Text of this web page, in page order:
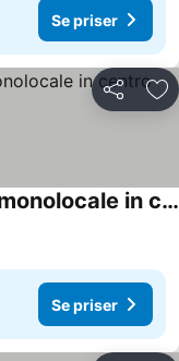
Se priser
Dela
Delle Palme Rooms elegante monolocale in centro
Se priser